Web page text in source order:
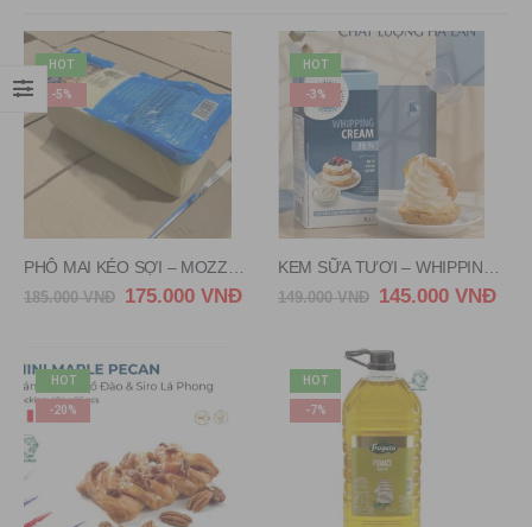
HOT
-5%
185.000VNĐ 175.000 VNĐ
HOT
-3%
149.000VNĐ 145.000 VNĐ
HOT
-20%
HOT
-7%